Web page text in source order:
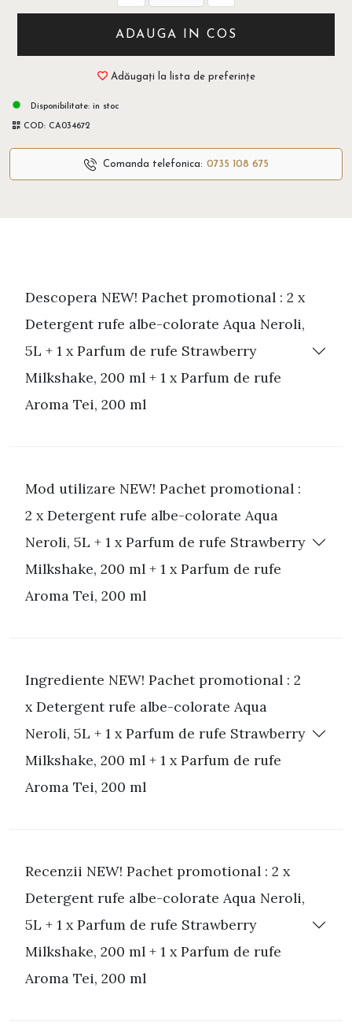
ADAUGA IN COS
Adăugați la lista de preferințe
Disponibilitate: in stoc
COD: CA034672
Comanda telefonica: 0735 108 675
Descopera NEW! Pachet promotional : 2 x
Detergent rufe albe-colorate Aqua Neroli,
5L + 1 x Parfum de rufe Strawberry
Milkshake, 200 ml + 1 x Parfum de rufe
Aroma Tei, 200 ml
Mod utilizare NEW! Pachet promotional :
2 x Detergent rufe albe-colorate Aqua
Neroli, 5L + 1 x Parfum de rufe Strawberry
Milkshake, 200 ml + 1 x Parfum de rufe
Aroma Tei, 200 ml
Ingrediente NEW! Pachet promotional : 2
x Detergent rufe albe-colorate Aqua
Neroli, 5L + 1 x Parfum de rufe Strawberry
Milkshake, 200 ml + 1 x Parfum de rufe
Aroma Tei, 200 ml
Recenzii NEW! Pachet promotional : 2 x
Detergent rufe albe-colorate Aqua Neroli,
5L + 1 x Parfum de rufe Strawberry
Milkshake, 200 ml + 1 x Parfum de rufe
Aroma Tei, 200 ml